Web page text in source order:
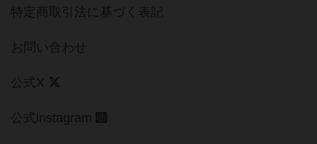
特定商取引法に基づく表記
お問い合わせ
公式X
公式instagram